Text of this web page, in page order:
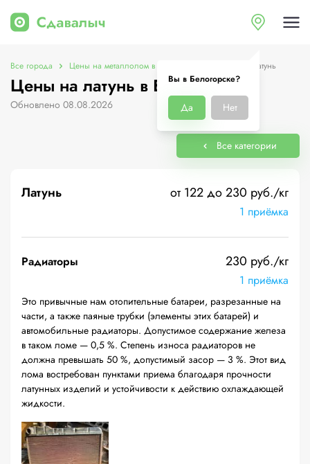
Вы в Белогорске?
Да Нет
Все города Цены на металлолом в Белогорске Цены на латунь
Цены на латунь в Белогорске
Обновлено 08.08.2026
Все категории
Латунь от 122 до 230 руб./кг
1 приёмка
Радиаторы 230 руб./кг
1 приёмка
Это привычные нам отопительные батареи, разрезанные на
части, а также паяные трубки (элементы этих батарей) и
автомобильные радиаторы. Допустимое содержание железа
в таком ломе — 0,5 %. Степень износа радиаторов не
должна превышать 50 %, допустимый засор — 3 %. Этот вид
лома востребован пунктами приема благодаря прочности
латунных изделий и устойчивости к действию охлаждающей
жидкости.